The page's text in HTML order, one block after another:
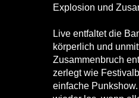
Explosion und
Live entfaltet die
körperlich und
Zusammenbruch
zerlegt wie
einfache